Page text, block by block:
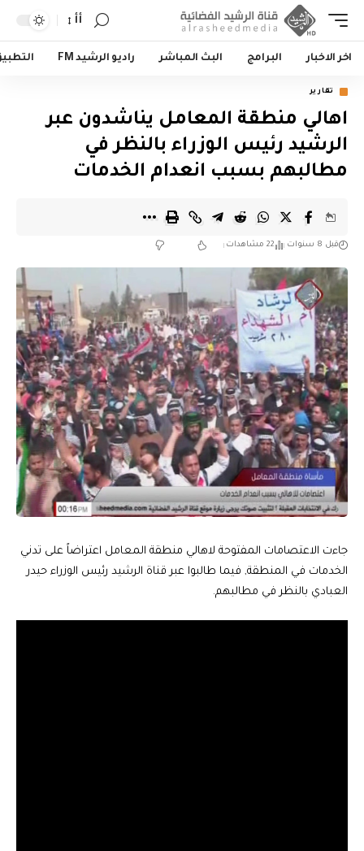
أأ
اخر الاخبار البرامج البث المباشر راديو الرشيد FM
تقارير
اهالي منطقة المعامل يناشدون عبر
الرشيد رئيس الوزراء بالنظر في
مطالبهم بسبب انعدام الخدمات
قبل 8 سنوات 22 مشاهدات
جاءت الاعتصامات المفتوحة لاهالي منطقة المعامل اعتراضاً على تدني
الخدمات في المنطقة, فيما طالبوا عبر قناة الرشيد رئيس الوزراء حيدر
العبادي بالنظر في مطالبهم.